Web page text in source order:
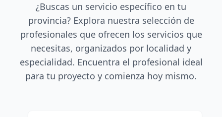
¿Buscas un servicio específico en tu
provincia? Explora nuestra selección de
profesionales que ofrecen los servicios que
necesitas, organizados por localidad y
especialidad. Encuentra el profesional ideal
para tu proyecto y comienza hoy mismo.